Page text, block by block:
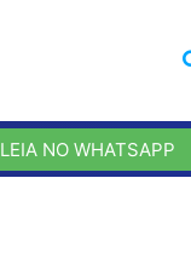
NO WHATSAPP